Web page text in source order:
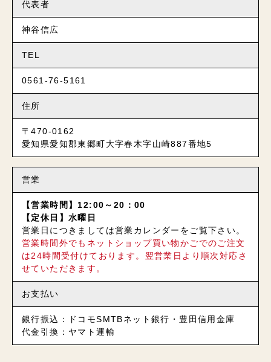
代表者
神谷信広
TEL
0561-76-5161
住所
〒470-0162
愛知県愛知郡東郷町大字春木字山崎887番地5
営業
【営業時間】12:00～20：00
【定休日】水曜日
営業日につきましては営業カレンダーをご覧下さい。
営業時間外でもネットショップ買い物かごでのご注文
は24時間受付けております。翌営業日より順次対応さ
せていただきます。
お支払い
銀行振込：ドコモSMTBネット銀行・豊田信用金庫
代金引換：ヤマト運輸